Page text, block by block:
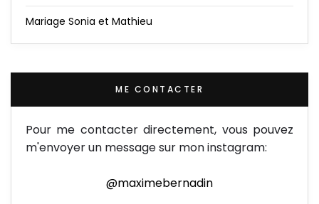
Mariage Sonia et Mathieu
ME CONTACTER
Pour me contacter directement, vous pouvez
m'envoyer un message sur mon instagram:
@maximebernadin